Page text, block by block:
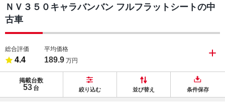
ＮＶ３５０キャラバンバン フルフラットシートの中
古車
総合評価
4.4
平均価格
189.9 万円
掲載台数
53 台 絞り込む 並び替え 条件保存